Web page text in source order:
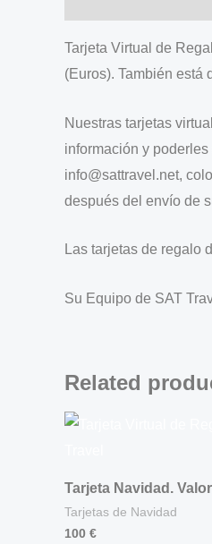
Tarjeta Virtual de
(Euros). También está
Nuestras tarjetas
información y
info@sattravel.net,
después del envío de
Las tarjetas de regalo
Su Equipo de SAT
Related
Tarjeta Navidad.
Tarjetas de Navidad
100 €